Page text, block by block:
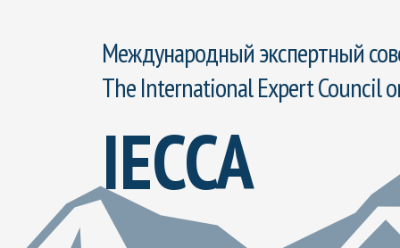
Международный экспертный
The International Expert Council
IECCA